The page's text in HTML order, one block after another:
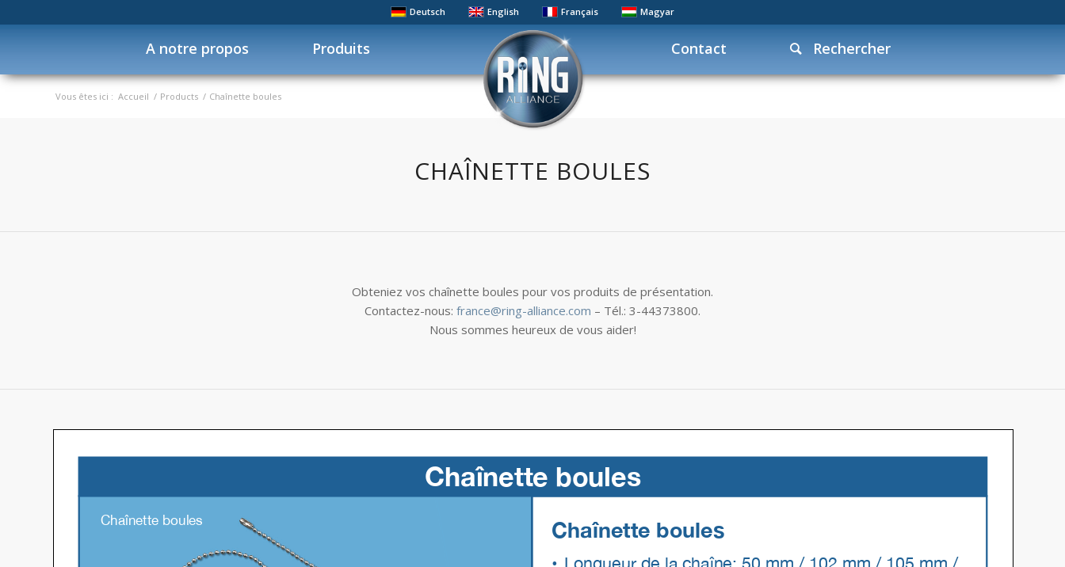
Deutsch English Français Magyar
A notre propos Produits Contact Rechercher
Vous êtes ici : Accueil / Products / Chaînette boules
CHAÎNETTE BOULES
Obteniez vos chaînette boules pour vos produits de présentation.
Contactez-nous: france@ring-alliance.com – Tél.: 3-44373800.
Nous sommes heureux de vous aider!